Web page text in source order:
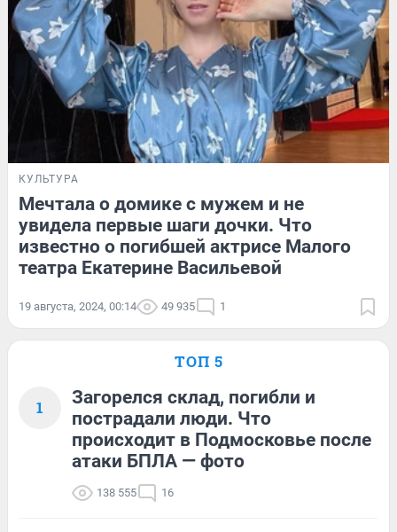
КУЛЬТУРА
Мечтала о домике с мужем и не
увидела первые шаги дочки. Что
известно о погибшей актрисе Малого
театра Екатерине Васильевой
19 августа, 2024, 00:14 49 935 1
ТОП 5
1
Загорелся склад, погибли и
пострадали люди. Что
происходит в Подмосковье после
атаки БПЛА — фото
138 555 16